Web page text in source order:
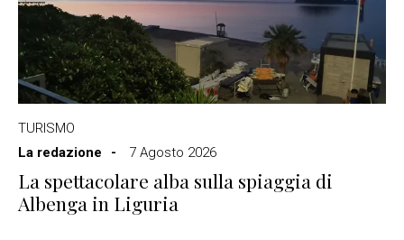
TURISMO
La redazione
7 Agosto 2026
La spettacolare alba sulla spiaggia di
Albenga in Liguria